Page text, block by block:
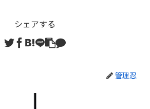
シェアする
管理忍